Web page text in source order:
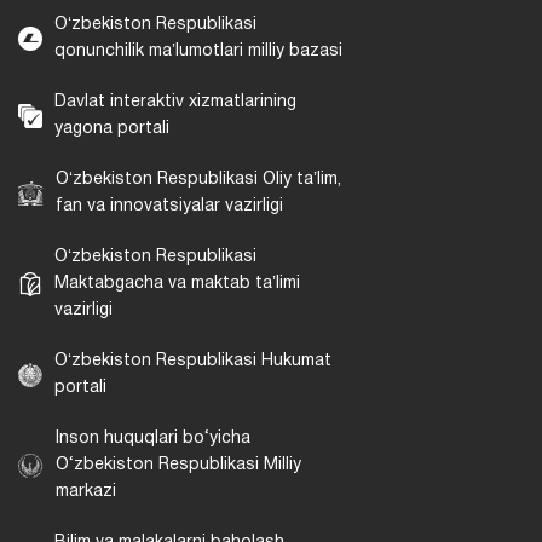
Oʻzbekiston Respublikasi
qonunchilik maʼlumotlari milliy bazasi
Davlat interaktiv xizmatlarining
yagona portali
Oʻzbekiston Respublikasi Oliy taʼlim,
fan va innovatsiyalar vazirligi
Oʻzbekiston Respublikasi
Maktabgacha va maktab taʼlimi
vazirligi
Oʻzbekiston Respublikasi Hukumat
portali
Inson huquqlari bo‘yicha
O‘zbekiston Respublikasi Milliy
markazi